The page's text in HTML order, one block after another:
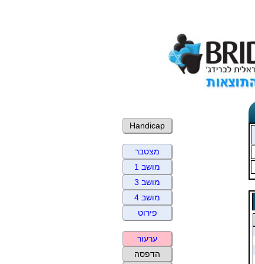
Handicap
מצטבר
מושב 1
מושב 3
מושב 4
פירוט
ערעור
הדפסה